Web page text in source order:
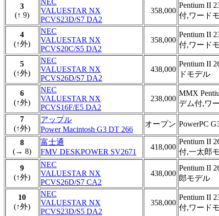
3
(↑ 9)
VALUESTAR NX
PCVS23D/S7 DA2
358,000
Pentium II
付,ワード
4
(↑外)
NEC
VALUESTAR NX
PCVS20C/S5 DA2
358,000
Pentium II
付,ワード
5
(↑外)
NEC
VALUESTAR NX
PCVS26D/S7 DA2
438,000
Pentium II
ドモデル
6
(↑外)
NEC
VALUESTAR NX
PCVS16F/E5 DA2
238,000
MMX
デム付,ワ
7
(↑外)
アップル
Power Macintosh G3 DT 266
オープン PowerPC
8
(→ 8)
富士通
FMV DESKPOWER SV2671
418,000
Pentium II
付,一太郎
9
(↑外)
NEC
VALUESTAR NX
PCVS26D/S7 CA2
438,000
Pentium II
郎モデル
10
(↑外)
NEC
VALUESTAR NX
PCVS23D/S5 DA2
358,000
Pentium II
付,ワード